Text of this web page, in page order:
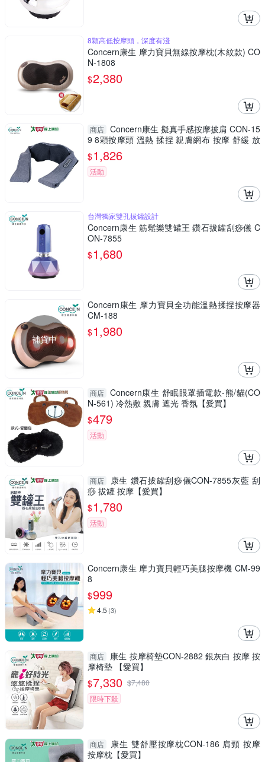
8顆高低按摩頭，深度有淺
Concern康生 摩力寶貝無線按摩枕(木紋款) CO
N-1808
$2,380
商店 Concern康生 擬真手感按摩披肩 CON-15
9 8顆按摩頭 溫熱 揉捏 親膚網布 按摩 舒緩 放
鬆【愛買】
$1,826
活動
台灣獨家雙孔拔罐設計
Concern康生 筋鬆樂雙罐王 鑽石拔罐刮痧儀 C
ON-7855
$1,680
補貨中
Concern康生 摩力寶貝全功能溫熱揉捏按摩器
CM-188
$1,980
商店 Concern康生 舒眠眼罩插電款-熊/貓(CO
N-561) 冷熱敷 親膚 遮光 香氛【愛買】
$479
活動
商店
康生 鑽石拔罐刮痧儀CON-7855灰藍 刮
痧 拔罐 按摩【愛買】
$1,780
活動
Concern康生 摩力寶貝輕巧美腿按摩機 CM-99
8
$999
4.5 (3)
商店
康生 按摩椅墊CON-2882 銀灰白 按摩 按
摩椅墊 【愛買】
$7,330 $7,480
限時下殺
商店
康生 雙舒壓按摩枕CON-186 肩頸 按摩
按摩枕【愛買】